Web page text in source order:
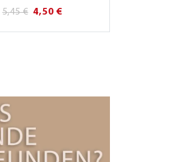
5,45 € 4,50 €